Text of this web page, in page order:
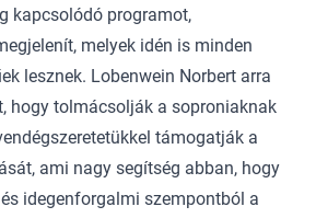
kapcsolódó programot,
melyek idén is minden
lesznek. Lobenwein Norbert arra
hogy tolmácsolják a soproniaknak
támogatják a
ami nagy segítség abban, hogy
idegenforgalmi szempontból a